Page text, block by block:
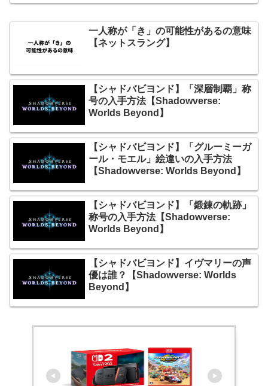
一人称が「き」の可能性があるの意味
【ネットスラング】
【シャドバビヨンド】「深層制覇」称
号の入手方法【Shadowverse:
Worlds Beyond】
【シャドバビヨンド】「グルーミーガ
ール・モエル」絵違いの入手方法
【Shadowverse: Worlds Beyond】
【シャドバビヨンド】「鍛錬の軌跡」
称号の入手方法【Shadowverse:
Worlds Beyond】
【シャドバビヨンド】イヴマリーの声
優は誰？【Shadowverse: Worlds
Beyond】